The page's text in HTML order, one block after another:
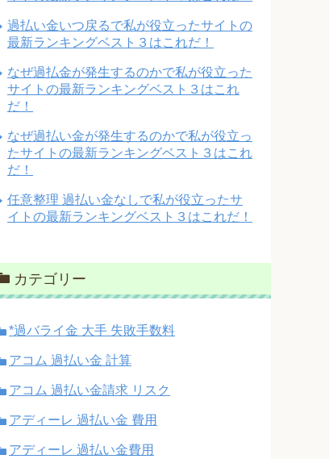
過払い金いつ戻るで私が役立ったサイトの
最新ランキングベスト３はこれだ！
なぜ過払金が発生するのかで私が役立った
サイトの最新ランキングベスト３はこれ
だ！
なぜ過払い金が発生するのかで私が役立っ
たサイトの最新ランキングベスト３はこれ
だ！
任意整理 過払い金なしで私が役立ったサ
イトの最新ランキングベスト３はこれだ！
カテゴリー
*過バライ金 大手 失敗手数料
アコム 過払い金 計算
アコム 過払い金請求 リスク
アディーレ 過払い金 費用
アディーレ 過払い金費用